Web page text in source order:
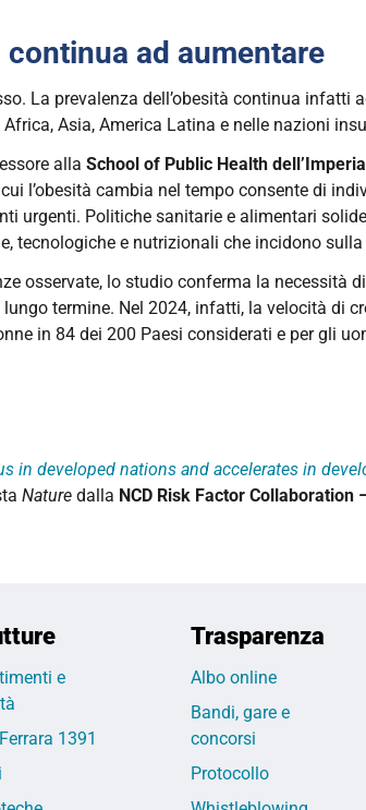
continua ad aumentare
La prevalenza dell’obesità continua infatti
Asia, America Latina e nelle nazioni
alla School of Public Health
l’obesità cambia nel tempo consente di
urgenti. Politiche sanitarie e alimentari
tecnologiche e nutrizionali che incidono
osservate, lo studio conferma la necessità di
lungo termine. Nel 2024, infatti, la velocità di
in 84 dei 200 Paesi considerati e per gli
in developed nations and accelerates in
Nature dalla NCD Risk Factor Collaboration
e
1391
Trasparenza
Albo online
Bandi, gare e
concorsi
Protocollo